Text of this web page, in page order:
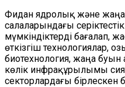
Фидан ядролық және
салаларындағы
мүмкіндіктерді бағалап,
өткізгіш технологиялар,
биотехнология, жаңа
көлік инфрақұрылымы
секторлардағы